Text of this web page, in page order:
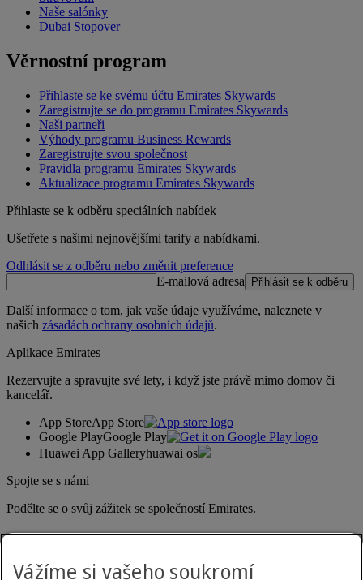
Naše salónky
Dubai Stopover
Věrnostní program
Přihlaste se ke svému účtu Emirates Skywards
Zaregistrujte se do programu Emirates Skywards
Naši partneři
Výhody programu Business Rewards
Zaregistrujte svou společnost
Pravidla programu Emirates Skywards
Aktualizace programu Emirates Skywards
Přihlaste se k odběru speciálních nabídek
Ušetřete s našimi nejnovějšími tarify a nabídkami.
Odhlásit se z odběru nebo změnit preference
E-mailová adresa
Přihlásit se k odběru
Další informace o tom, jak vaše údaje využíváme, naleznete v
našich zásadách ochrany osobních údajů.
Aplikace Emirates
Rezervujte a spravujte své lety, i když jste právě mimo domov či
kancelář.
App StoreApp Store
Google PlayGoogle Play
Huawei App Galleryhuawai os
Spojte se s námi
Podělte se o svůj zážitek se společností Emirates.
Vážíme si vašeho soukromí